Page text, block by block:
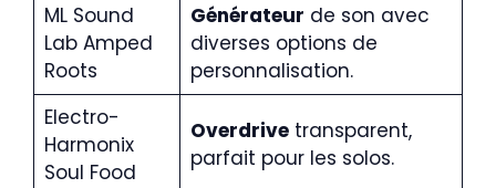
ML Sound
Lab Amped
Roots
Générateur de son avec
diverses options de
personnalisation.
Electro-
Harmonix
Soul Food
Overdrivetransparent,
parfait pour les solos.